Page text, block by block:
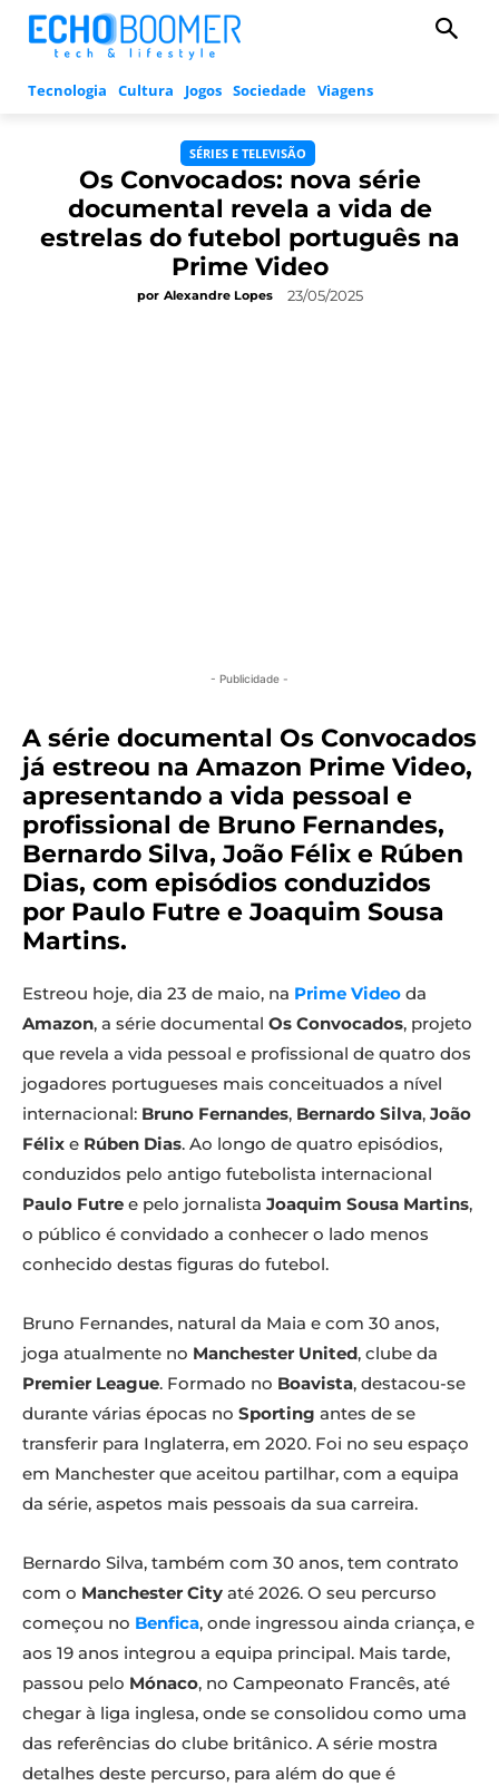
Tecnologia Cultura Jogos Sociedade Viagens
SÉRIES E TELEVISÃO
Os Convocados: nova série
documental revela a vida de
estrelas do futebol português na
Prime Video
por Alexandre Lopes 23/05/2025
- Publicidade -
A série documental Os Convocados
já estreou na Amazon Prime Video,
apresentando a vida pessoal e
profissional de Bruno Fernandes,
Bernardo Silva, João Félix e Rúben
Dias, com episódios conduzidos
por Paulo Futre e Joaquim Sousa
Martins.
Estreou hoje, dia 23 de maio, na Prime Video da
Amazon, a série documental Os Convocados, projeto
que revela a vida pessoal e profissional de quatro dos
jogadores portugueses mais conceituados a nível
internacional: Bruno Fernandes, Bernardo Silva, João
Félix e Rúben Dias. Ao longo de quatro episódios,
conduzidos pelo antigo futebolista internacional
Paulo Futre e pelo jornalista Joaquim Sousa Martins,
o público é convidado a conhecer o lado menos
conhecido destas figuras do futebol.
Bruno Fernandes, natural da Maia e com 30 anos,
joga atualmente no Manchester United, clube da
Premier League. Formado no Boavista, destacou-se
durante várias épocas no Sporting antes de se
transferir para Inglaterra, em 2020. Foi no seu espaço
em Manchester que aceitou partilhar, com a equipa
da série, aspetos mais pessoais da sua carreira.
Bernardo Silva, também com 30 anos, tem contrato
com o Manchester City até 2026. O seu percurso
começou no Benfica, onde ingressou ainda criança, e
aos 19 anos integrou a equipa principal. Mais tarde,
passou pelo Mónaco, no Campeonato Francês, até
chegar à liga inglesa, onde se consolidou como uma
das referências do clube britânico. A série mostra
detalhes deste percurso, para além do que é